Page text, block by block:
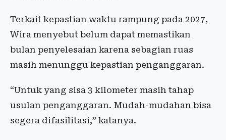
Terkait kepastian waktu rampung pada 2027,
Wira menyebut belum dapat memastikan
bulan penyelesaian karena sebagian ruas
masih menunggu kepastian penganggaran.
“Untuk yang sisa 3 kilometer masih tahap
usulan penganggaran. Mudah-mudahan bisa
segera difasilitasi,” katanya.